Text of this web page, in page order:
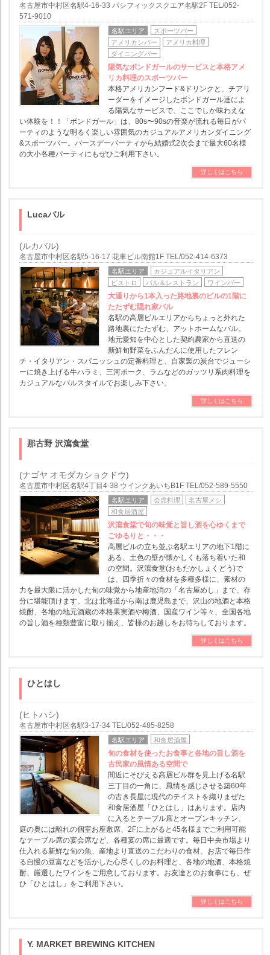
名古屋市中村区名駅4-16-33 パシフィックスクエア名駅2F TEL/052-
571-9010
名駅エリア
スポーツバー
アメリカンバー
アメリカ料理
ダイニングバー
陽気なボンドガールのサービスと本格アメ
リカ料理のスポーツバー
本格アメリカンフード&ドリンクと、チアリ
ーダーをイメージしたボンドガール達によ
る陽気なサービスで、ここでしか味わえな
い体験を！！「ボンドガール」は、80s〜90sの音楽が流れる毎日がパ
ーティのような明るく楽しい雰囲気のカジュアルアメリカンダイニング
&スポーツバー。バースデーパーティから結婚式2次会まで最大60名様
の大小各種パーティにもぜひご利用下さい。
詳しくはこちら
Lucaバル
(ルカバル)
名古屋市中村区名駅5-16-17 花車ビル南館1F TEL/052-414-6373
名駅エリア
カジュアルイタリアン
ビストロ
バル＆レストラン ワインバー
大通りから1本入った路地裏のビルの1階に
たたずむ隠れ家バル
名駅の高層ビルエリアからちょっと外れた
路地裏にたたずむ、アットホームなバル。
地元愛知を中心とした契約農家から直送の
新鮮旬野菜をふんだんに使用したフレン
チ・イタリアン・スパニッシュの定番料理と、自家製の炭台でジューシ
ーに焼き上げる牛ハラミ、三河ポーク、ラムなどのガッツリ系肉料理を
カジュアルなバルスタイルでお楽しみ下さい。
詳しくはこちら
那古野 沢瀉食堂
(ナゴヤ オモダカショクドウ)
名古屋市中村区名駅4丁目4-38 ウインクあいちB1F TEL/052-589-5550
名駅エリア 会席料理
名古屋メシ
和食居酒屋
沢瀉食堂で旬の味覚と旨し酒を心ゆくまで
ごゆるりと・・・
高層ビルの立ち並ぶ名駅エリアの地下1階に
ある、土色の壁が懐かしくも落ち着いた和
の空間。沢瀉食堂(おもだかしょくどう)で
は、四季折々の食材を多種多様に、素材の
力を最大限に活かした旬の味覚から地産地消の「名古屋めし」まで、存
分に堪能頂けます。北は北海道から南は鹿児島まで、沢山の地酒と本格
焼酎、各地の地元酒蔵の本格果実酒や梅酒、国産ワイン等々、全国各地
の旨し酒を種類豊富に取り揃え、皆様のお越しをお待ちしております。
詳しくはこちら
ひとはし
(ヒトハシ)
名古屋市中村区名駅3-17-34 TEL/052-485-8258
名駅エリア 和食居酒屋
旬の食材を使ったお食事と各地の旨し酒を
古民家の風情ある空間で
間近にそびえる高層ビル群を見上げる名駅
三丁目の一角に、風情を感じさせる築60年
の古き長屋に現代のテイストを織りまぜた
和食居酒屋「ひとはし」はあります。店内
に入るとテーブル席とオープンキッチン、
庭の奥には離れの個室お座敷席、2Fに上がると45名様までご利用可能
なテーブル席の宴会席など、各種宴の席に最適です。毎日中央市場より
仕入れる新鮮な旬の魚、産地より直送のこだわりの食材、お店で毎日作
る自慢の豆富などを活かした心尽くしのお料理と、各地の地酒、本格焼
酎、厳選したワインをご用意しております。お友達とのお食事にも、ぜ
ひ「ひとはし」をご利用下さい。
詳しくはこちら
Y. MARKET BREWING KITCHEN